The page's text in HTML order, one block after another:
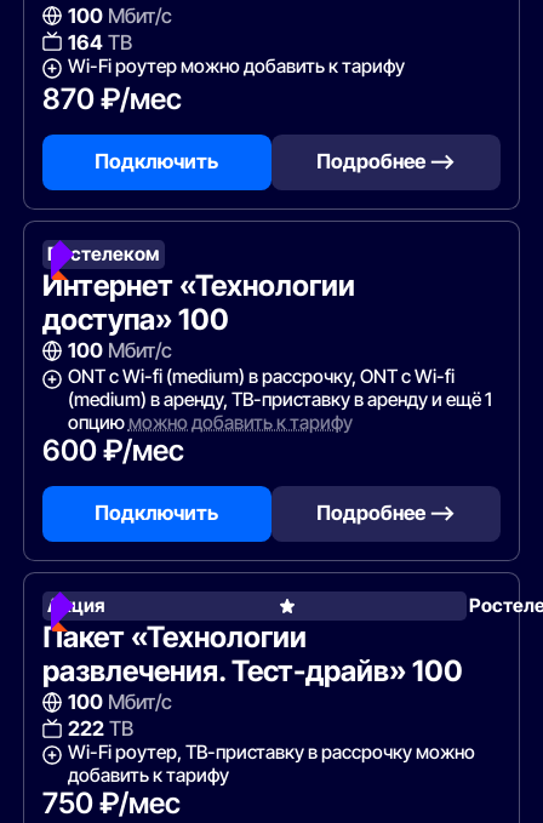
100Мбит/с
164ТВ
Wi-Fi роутер можно добавить к тарифу
870 ₽/мес
Подключить Подробнее —>
Ростелеком
Интернет «Технологии
доступа» 100
100Мбит/с
ONT c Wi-fi (medium) в рассрочку, ONT c Wi-fi
(medium) в аренду, ТВ-приставку в аренду и ещё 1
опциюможно добавить к тарифу
600 ₽/мес
Подключить Подробнее —>
Акция
Пакет «Технологии
развлечения. Тест-драйв» 100
100Мбит/с
222ТВ
Wi-Fi роутер, ТВ-приставку в рассрочку можно
добавить к тарифу
750 ₽/мес